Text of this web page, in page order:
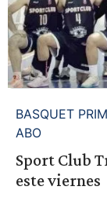
BASQUET
ABO
Sport Club
este viernes